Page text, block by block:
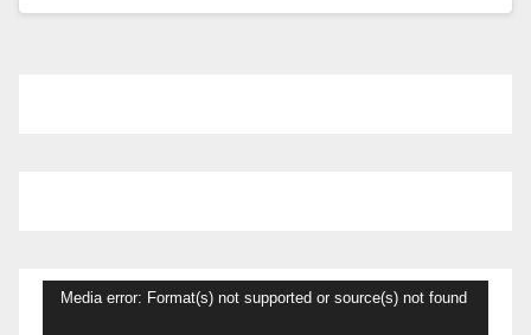
Pemutar
Media error: Format(s) not supported or source(s) not found